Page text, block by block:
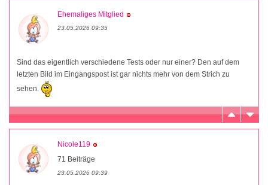
Ehemaliges Mitglied
23.05.2026 09:35
Sind das eigentlich verschiedene Tests oder nur einer? Den auf dem
letzten Bild im Eingangspost ist gar nichts mehr von dem Strich zu
sehen.
Nicole119
71 Beiträge
23.05.2026 09:39